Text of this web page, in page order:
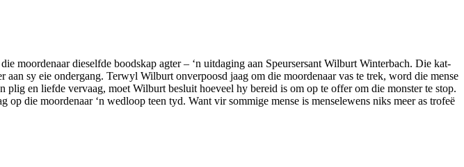
moordenaar dieselfde boodskap agter – ‘n uitdaging aan Speursersant Wilburt Winterbach. Die kat-
sy eie ondergang. Terwyl Wilburt onverpoosd jaag om die moordenaar vas te trek, word die mense
plig en liefde vervaag, moet Wilburt besluit hoeveel hy bereid is om op te offer om die monster te stop.
die moordenaar ‘n wedloop teen tyd. Want vir sommige mense is menselewens niks meer as trofeë